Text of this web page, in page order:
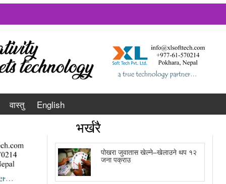
वास्तु English
भर्खरै
पोखरा जुवातास खेल्ने–खेलाउने थप १२
जना पक्राउ